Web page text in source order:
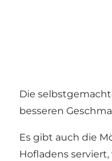
Die
besseren
Es gibt auch die
Hofladens